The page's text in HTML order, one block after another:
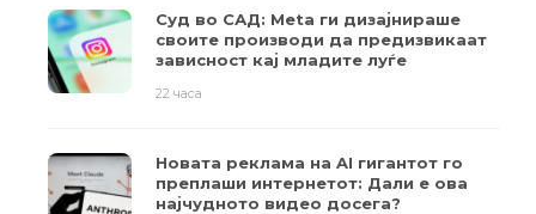
Суд во САД: Meta ги дизајнираше
своите производи да предизвикаат
зависност кај младите луѓе
22 часа
Новата реклама на AI гигантот го
преплаши интернетот: Дали е ова
најчудното видео досега?